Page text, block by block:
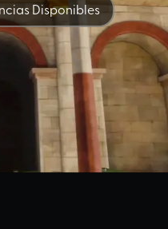
Disponibles